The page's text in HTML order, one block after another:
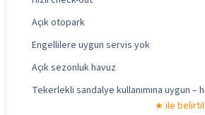
Açık otopark
Engellilere uygun servis yok
Açık sezonluk havuz
Tekerlekli sandalye kullanımına uygun –
ile